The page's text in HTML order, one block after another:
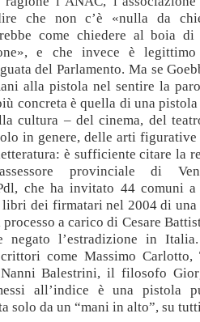
che non c’è «nulla da
come chiedere al boia di
e che invece è
del Parlamento. Ma se
alla pistola nel sentire la
concreta è quella di una
cultura – del cinema, del
in genere, delle arti figurative
è sufficiente citare la
provinciale di
che ha invitato 44 comuni
dei firmatari nel 2004 di una
a carico di Cesare
negato l’estradizione in
come Massimo Carlotto,
Balestrini, il filosofo
all’indice è una pistola
solo da un “mani in alto”, su